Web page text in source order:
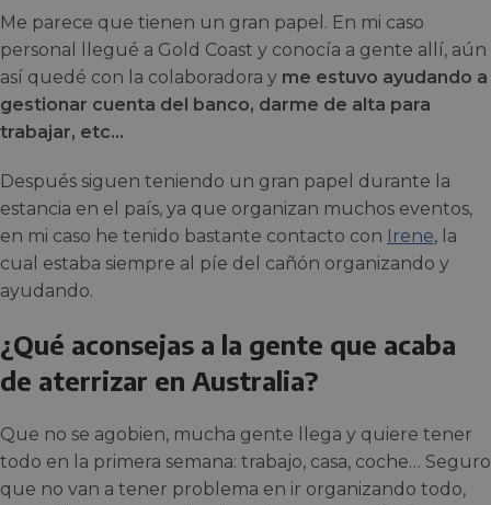
Me parece que tienen un gran papel. En mi caso
personal llegué a Gold Coast y conocía a gente allí, aún
así quedé con la colaboradora y me estuvo ayudando a
gestionar cuenta del banco, darme de alta para
trabajar, etc…
Después siguen teniendo un gran papel durante la
estancia en el país, ya que organizan muchos eventos,
en mi caso he tenido bastante contacto con
Irene, la
cual estaba siempre al píe del cañón organizando y
ayudando.
¿Qué aconsejas a la gente que acaba
de aterrizar en Australia?
Que no se agobien, mucha gente llega y quiere tener
todo en la primera semana: trabajo, casa, coche… Seguro
que no van a tener problema en ir organizando todo,